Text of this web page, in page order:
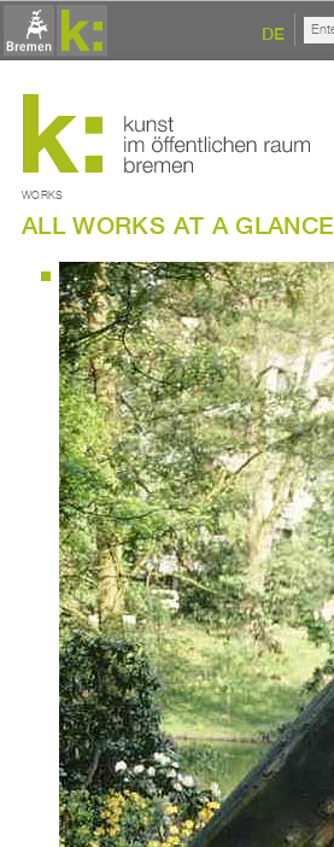
DE
WORKS
ALL WORKS AT A GLANCE